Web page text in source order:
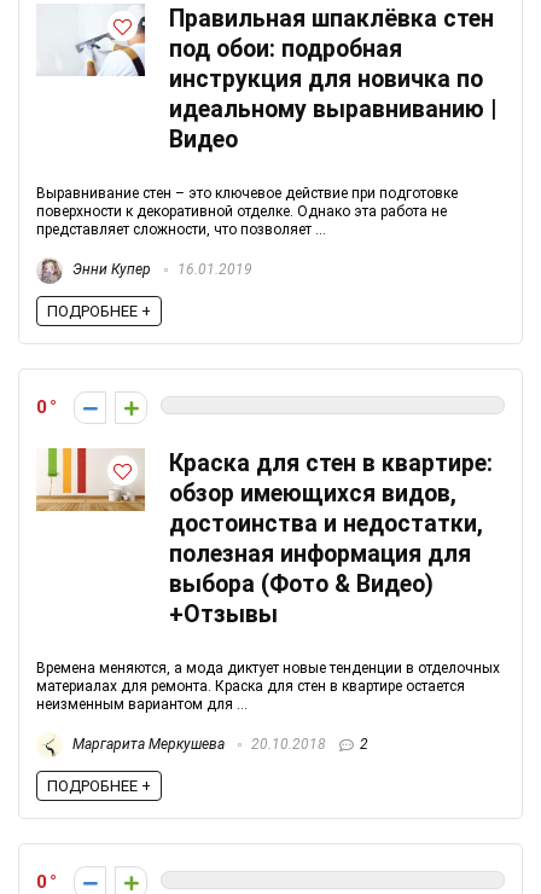
Правильная шпаклёвка стен
под обои: подробная
инструкция для новичка по
идеальному выравниванию |
Видео
Выравнивание стен – это ключевое действие при подготовке
поверхности к декоративной отделке. Однако эта работа не
представляет сложности, что позволяет ...
Энни Купер 16.01.2019
ПОДРОБНЕЕ +
0
Краска для стен в квартире:
обзор имеющихся видов,
достоинства и недостатки,
полезная информация для
выбора (Фото & Видео)
+Отзывы
Времена меняются, а мода диктует новые тенденции в отделочных
материалах для ремонта. Краска для стен в квартире остается
неизменным вариантом для ...
Маргарита Меркушева 20.10.2018 2
ПОДРОБНЕЕ +
0